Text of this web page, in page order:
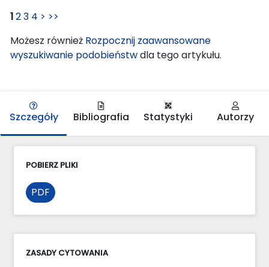
123 4 > >>
Możesz również Rozpocznij zaawansowane
wyszukiwanie podobieństwdla tego artykułu.
Szczegóły Bibliografia Statystyki Autorzy
POBIERZ PLIKI
PDF
ZASADY CYTOWANIA